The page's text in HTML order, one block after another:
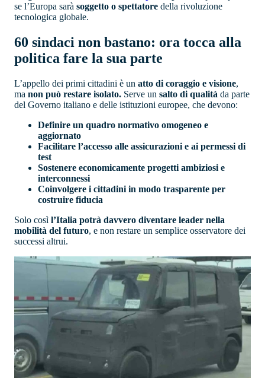
se l’Europa sarà soggetto o spettatore della rivoluzione
tecnologica globale.
60 sindaci non bastano: ora tocca alla
politica fare la sua parte
L’appello dei primi cittadini è un atto di coraggio e visione,
ma non può restare isolato. Serve un salto di qualità da parte
del Governo italiano e delle istituzioni europee, che devono:
Definire un quadro normativo omogeneo e
aggiornato
Facilitare l’accesso alle assicurazioni e ai permessi di
test
Sostenere economicamente progetti ambiziosi e
interconnessi
Coinvolgere i cittadini in modo trasparente per
costruire fiducia
Solo così l’Italia potrà davvero diventare leader nella
mobilità del futuro, e non restare un semplice osservatore dei
successi altrui.